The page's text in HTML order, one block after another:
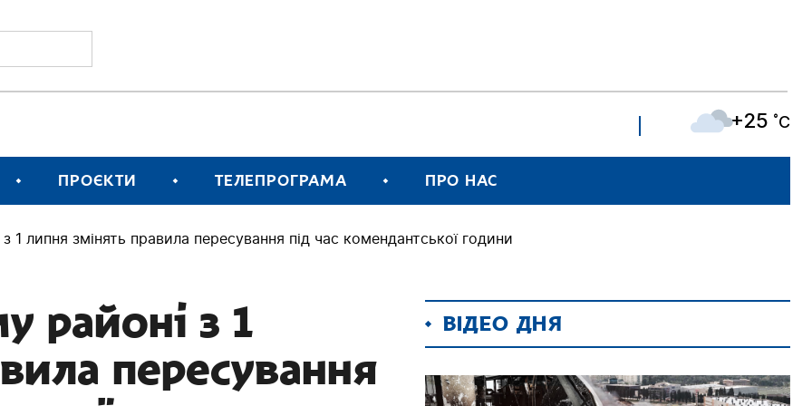
+25 ˚C
ПРОЄКТИ ТЕЛЕПРОГРАМА ПРО НАС
1 липня змінять правила пересування під час комендантської години
районі з 1
пересування
ВІДЕО ДНЯ